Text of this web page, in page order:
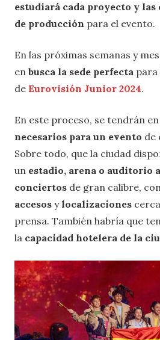
estudiará cada proyecto y
de producción para el evento.
En las próximas semanas y
en busca la sede perfecta para
de Eurovisión Junior 2024.
En este proceso, se tendrán
necesarios para un evento de
Sobre todo, que la ciudad
un estadio, arena o auditorio
conciertos de gran calibre,
accesos ylocalizaciones
prensa. También habría que
la capacidad hotelera de la